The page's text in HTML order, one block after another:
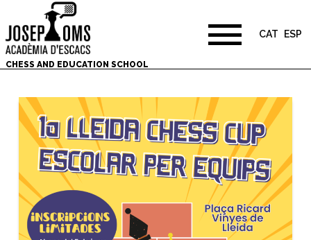
CHESS AND EDUCATION SCHOOL
CAT ESP